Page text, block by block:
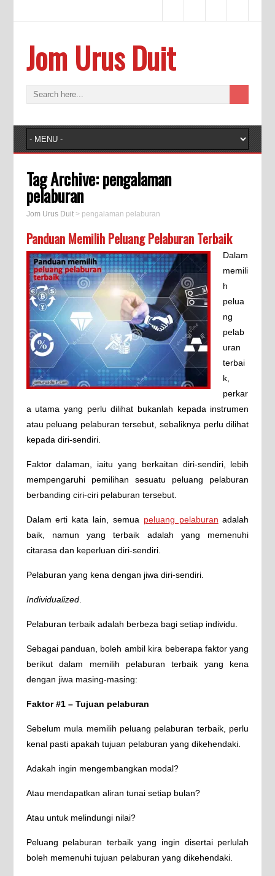
Jom Urus Duit
Tag Archive:pengalaman
pelaburan
Jom Urus Duit> pengalaman pelaburan
Panduan Memilih Peluang Pelaburan Terbaik
Dalam
memili
h
pelua
ng
pelab
uran
terbai
k,
perkar
a utama yang perlu dilihat bukanlah kepada instrumen
atau peluang pelaburan tersebut, sebaliknya perlu dilihat
kepada diri-sendiri.
Faktor dalaman, iaitu yang berkaitan diri-sendiri, lebih
mempengaruhi pemilihan sesuatu peluang pelaburan
berbanding ciri-ciri pelaburan tersebut.
Dalam erti kata lain, semua peluang pelaburan adalah
baik, namun yang terbaik adalah yang memenuhi
citarasa dan keperluan diri-sendiri.
Pelaburan yang kena dengan jiwa diri-sendiri.
Individualized.
Pelaburan terbaik adalah berbeza bagi setiap individu.
Sebagai panduan, boleh ambil kira beberapa faktor yang
berikut dalam memilih pelaburan terbaik yang kena
dengan jiwa masing-masing:
Faktor #1 – Tujuan pelaburan
Sebelum mula memilih peluang pelaburan terbaik, perlu
kenal pasti apakah tujuan pelaburan yang dikehendaki.
Adakah ingin mengembangkan modal?
Atau mendapatkan aliran tunai setiap bulan?
Atau untuk melindungi nilai?
Peluang pelaburan terbaik yang ingin disertai perlulah
boleh memenuhi tujuan pelaburan yang dikehendaki.